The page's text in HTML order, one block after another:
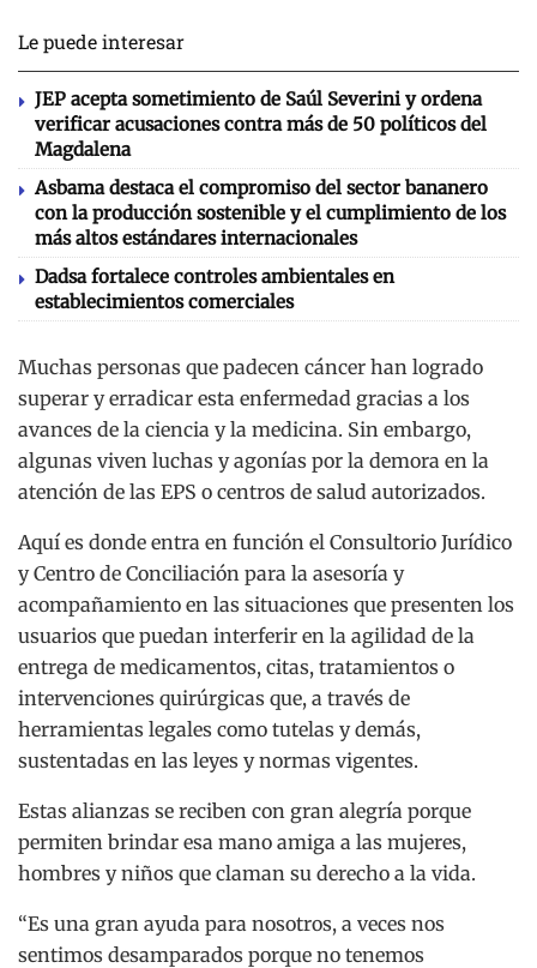
Le puede interesar
JEP acepta sometimiento de Saúl Severini y ordena
verificar acusaciones contra más de 50 políticos del
Magdalena
Asbama destaca el compromiso del sector bananero
con la producción sostenible y el cumplimiento de los
más altos estándares internacionales
Dadsa fortalece controles ambientales en
establecimientos comerciales
Muchas personas que padecen cáncer han logrado
superar y erradicar esta enfermedad gracias a los
avances de la ciencia y la medicina. Sin embargo,
algunas viven luchas y agonías por la demora en la
atención de las EPS o centros de salud autorizados.
Aquí es donde entra en función el Consultorio Jurídico
y Centro de Conciliación para la asesoría y
acompañamiento en las situaciones que presenten los
usuarios que puedan interferir en la agilidad de la
entrega de medicamentos, citas, tratamientos o
intervenciones quirúrgicas que, a través de
herramientas legales como tutelas y demás,
sustentadas en las leyes y normas vigentes.
Estas alianzas se reciben con gran alegría porque
permiten brindar esa mano amiga a las mujeres,
hombres y niños que claman su derecho a la vida.
“Es una gran ayuda para nosotros, a veces nos
sentimos desamparados porque no tenemos